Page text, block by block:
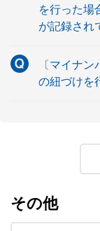
を行った場
が記録され
〔マイナ
の紐づけを
その他